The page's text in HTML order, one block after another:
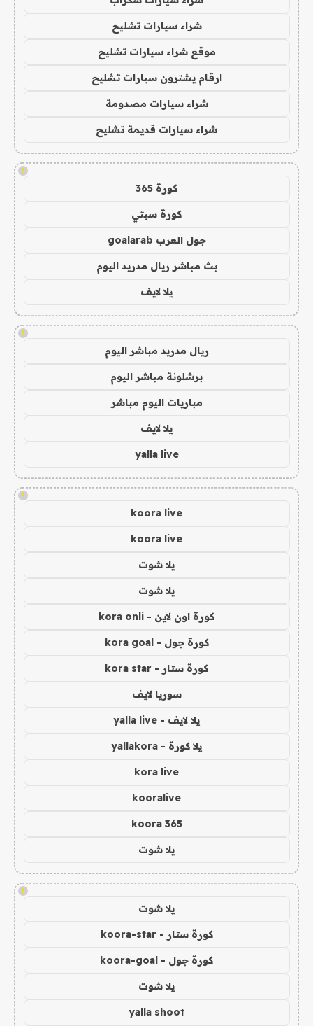
شراء سيارات تشليح
موقع شراء سيارات تشليح
ارقام يشترون سيارات تشليح
شراء سيارات مصدومة
شراء سيارات قديمة تشليح
!
كورة 365
كورة سيتي
جول العرب goalarab
بث مباشر ريال مدريد اليوم
يلا لايف
!
ريال مدريد مباشر اليوم
برشلونة مباشر اليوم
مباريات اليوم مباشر
يلا لايف
yalla live
!
koora live
koora live
يلا شوت
يلا شوت
كورة اون لاين - kora onli
كورة جول - kora goal
كورة ستار - kora star
سوريا لايف
يلا لايف - yalla live
يلا كورة - yallakora
kora live
kooralive
koora 365
يلا شوت
!
يلا شوت
كورة ستار - koora-star
كورة جول - koora-goal
يلا شوت
yalla shoot